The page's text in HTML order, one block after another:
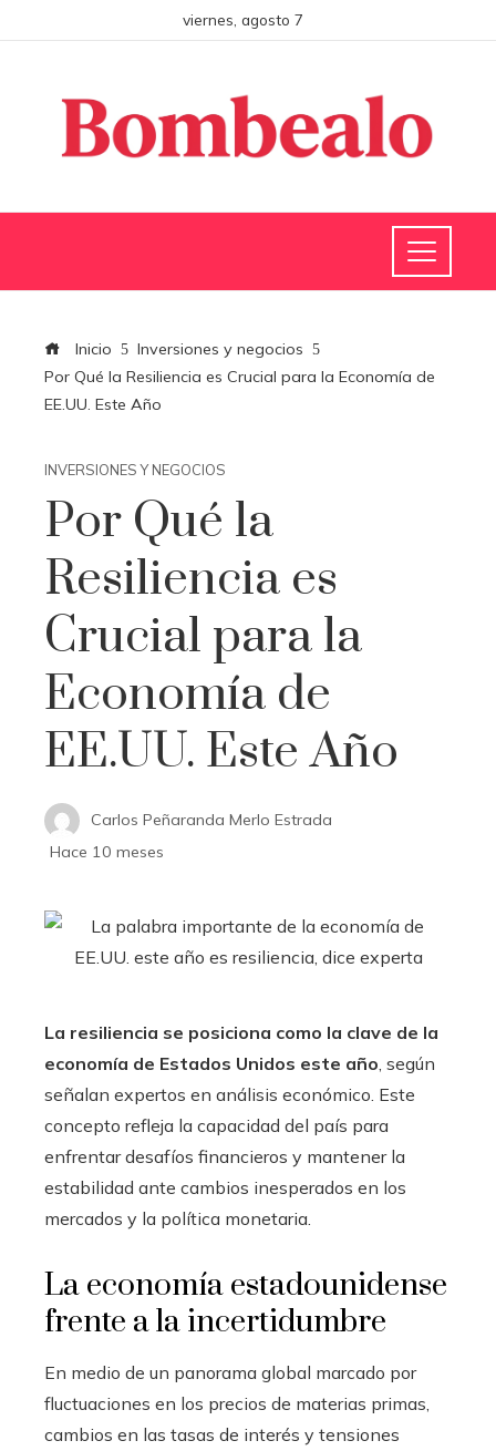
viernes, agosto 7
Inicio
Inversiones y negocios
Por Qué la Resiliencia es Crucial para la Economía de
EE.UU. Este Año
INVERSIONES Y NEGOCIOS
Por Qué la
Resiliencia es
Crucial para la
Economía de
EE.UU. Este Año
Carlos Peñaranda Merlo Estrada
Hace 10 meses
La resiliencia se posiciona como la clave de la
economía de Estados Unidos este año , según
señalan expertos en análisis económico. Este
concepto refleja la capacidad del país para
enfrentar desafíos financieros y mantener la
estabilidad ante cambios inesperados en los
mercados y la política monetaria.
La economía estadounidense
frente a la incertidumbre
En medio de un panorama global marcado por
fluctuaciones en los precios de materias primas,
cambios en las tasas de interés y tensiones